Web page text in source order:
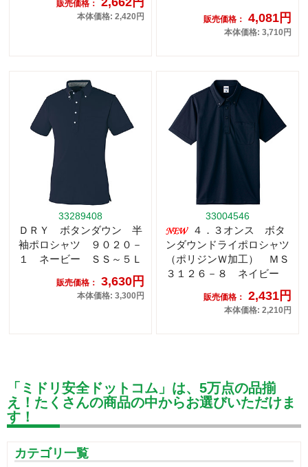
販売価格：
本体価格: 2,420円 販売価格： 4,081円
本体価格: 3,710円
33289408
ＤＲＹ ボタンダウン 半
袖ポロシャツ ９０２０－
１ ネービー ＳＳ～５Ｌ
販売価格： 3,630円
本体価格: 3,300円
33004546
４．３オンス ボタ
ンダウンドライポロシャツ
（ポリジンＷ加工） ＭＳ
３１２６－８ ネイビー
販売価格： 2,431円
本体価格: 2,210円
「ミドリ安全ドットコム」は、5万点の品揃
え！たくさんの商品の中からお選びいただけま
す！
カテゴリ一覧